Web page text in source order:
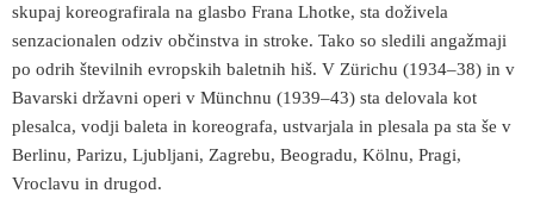
skupaj koreografirala na glasbo Frana Lhotke, sta doživela
senzacionalen odziv občinstva in stroke. Tako so sledili angažmaji
po odrih številnih evropskih baletnih hiš. V Zürichu (1934–38) in v
Bavarski državni operi v Münchnu (1939–43) sta delovala kot
plesalca, vodji baleta in koreografa, ustvarjala in plesala pa sta še v
Berlinu, Parizu, Ljubljani, Zagrebu, Beogradu, Kölnu, Pragi,
Vroclavu in drugod.